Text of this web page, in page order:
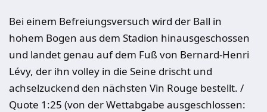
Bei einem Befreiungsversuch wird der Ball in
hohem Bogen aus dem Stadion hinausgeschossen
und landet genau auf dem Fuß von Bernard-Henri
Lévy, der ihn volley in die Seine drischt und
achselzuckend den nächsten Vin Rouge bestellt. /
Quote 1:25 (von der Wettabgabe ausgeschlossen: